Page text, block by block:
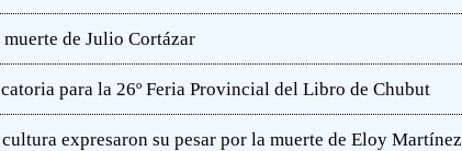
de Julio Cortázar
para la 26º Feria Provincial del Libro de Chubut
expresaron su pesar por la muerte de Eloy Martínez